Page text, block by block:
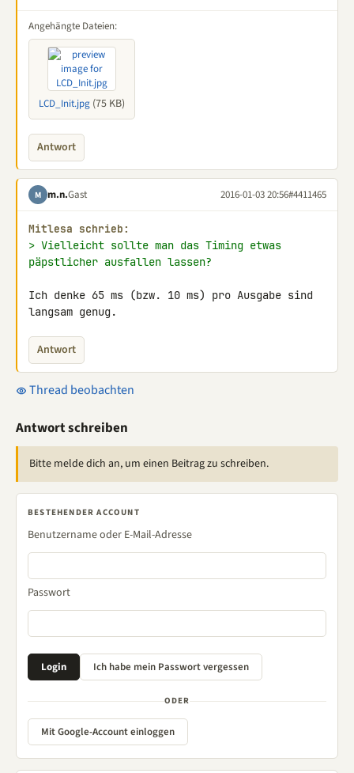
Angehängte Dateien:
LCD_Init.jpg (75 KB)
Antwort
M m.n.Gast 2016-01-03 20:56#4411465
Mitlesa schrieb:
> Vielleicht sollte man das Timing etwas
päpstlicher ausfallen lassen?
Ich denke 65 ms (bzw. 10 ms) pro Ausgabe sind
langsam genug.
Antwort
Thread beobachten
Antwort schreiben
Bitte melde dich an, um einen Beitrag zu schreiben.
BESTEHENDER ACCOUNT
Benutzername oder E-Mail-Adresse
Passwort
ODER
Mit Google-Account einloggen